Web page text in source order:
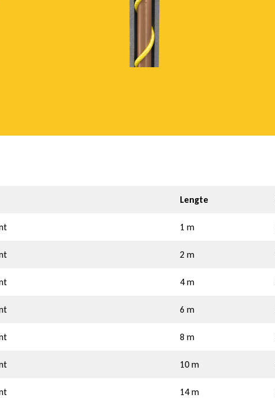
Lengte
1 m
2 m
4 m
6 m
8 m
10 m
14 m